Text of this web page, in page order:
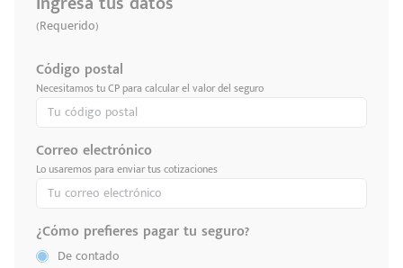
(Requerido)
Código postal
Necesitamos tu CP para calcular el valor del seguro
Correo electrónico
Lo usaremos para enviar tus cotizaciones
¿Cómo prefieres pagar tu seguro?
De contado